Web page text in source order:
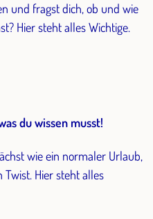
und fragst dich, ob und wie
Hier steht alles Wichtige.
du wissen musst!
wie ein normaler Urlaub,
Hier steht alles